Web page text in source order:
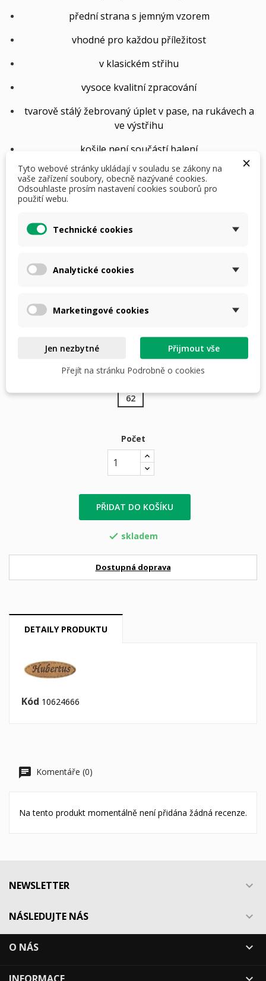
přední strana s jemným vzorem
vhodné pro každou příležitost
v klasickém střihu
vysoce kvalitní zpracování
tvarově stálý žebrovaný úplet v pase, na rukávech a
ve výstřihu
košile není součástí balení
50% merino vlna
Velikost 62: šířka 66 cm, délka 77 cm
800,00 Kč S DPH i
62
Počet
PŘIDAT DO KOŠÍKU
 skladem
Dostupná doprava
DETAILY PRODUKTU
Kód 10624666
Komentáře (0)
Na tento produkt momentálně není přidána žádná recenze.
NEWSLETTER 
NÁSLEDUJTE NÁS 
O NÁS 
×
Tyto webové stránky ukládají v souladu se zákony na
vaše zařízení soubory, obecně nazývané cookies.
Odsouhlaste prosím nastavení cookies souborů pro
použití webu.
Technické cookies
Analytické cookies
Marketingové cookies
Jen nezbytné
Přijmout vše
Přejít na stránku Podrobně o cookies